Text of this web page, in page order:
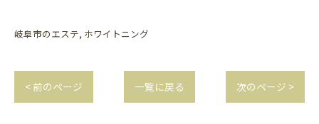
岐阜市のエステ ホワイトニング
< 前のページ 一覧に戻る 次のページ >